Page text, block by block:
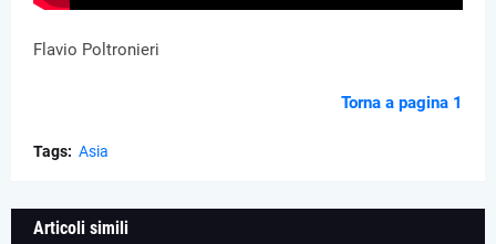
Flavio Poltronieri
Torna a pagina 1
Tags: Asia
Articoli simili